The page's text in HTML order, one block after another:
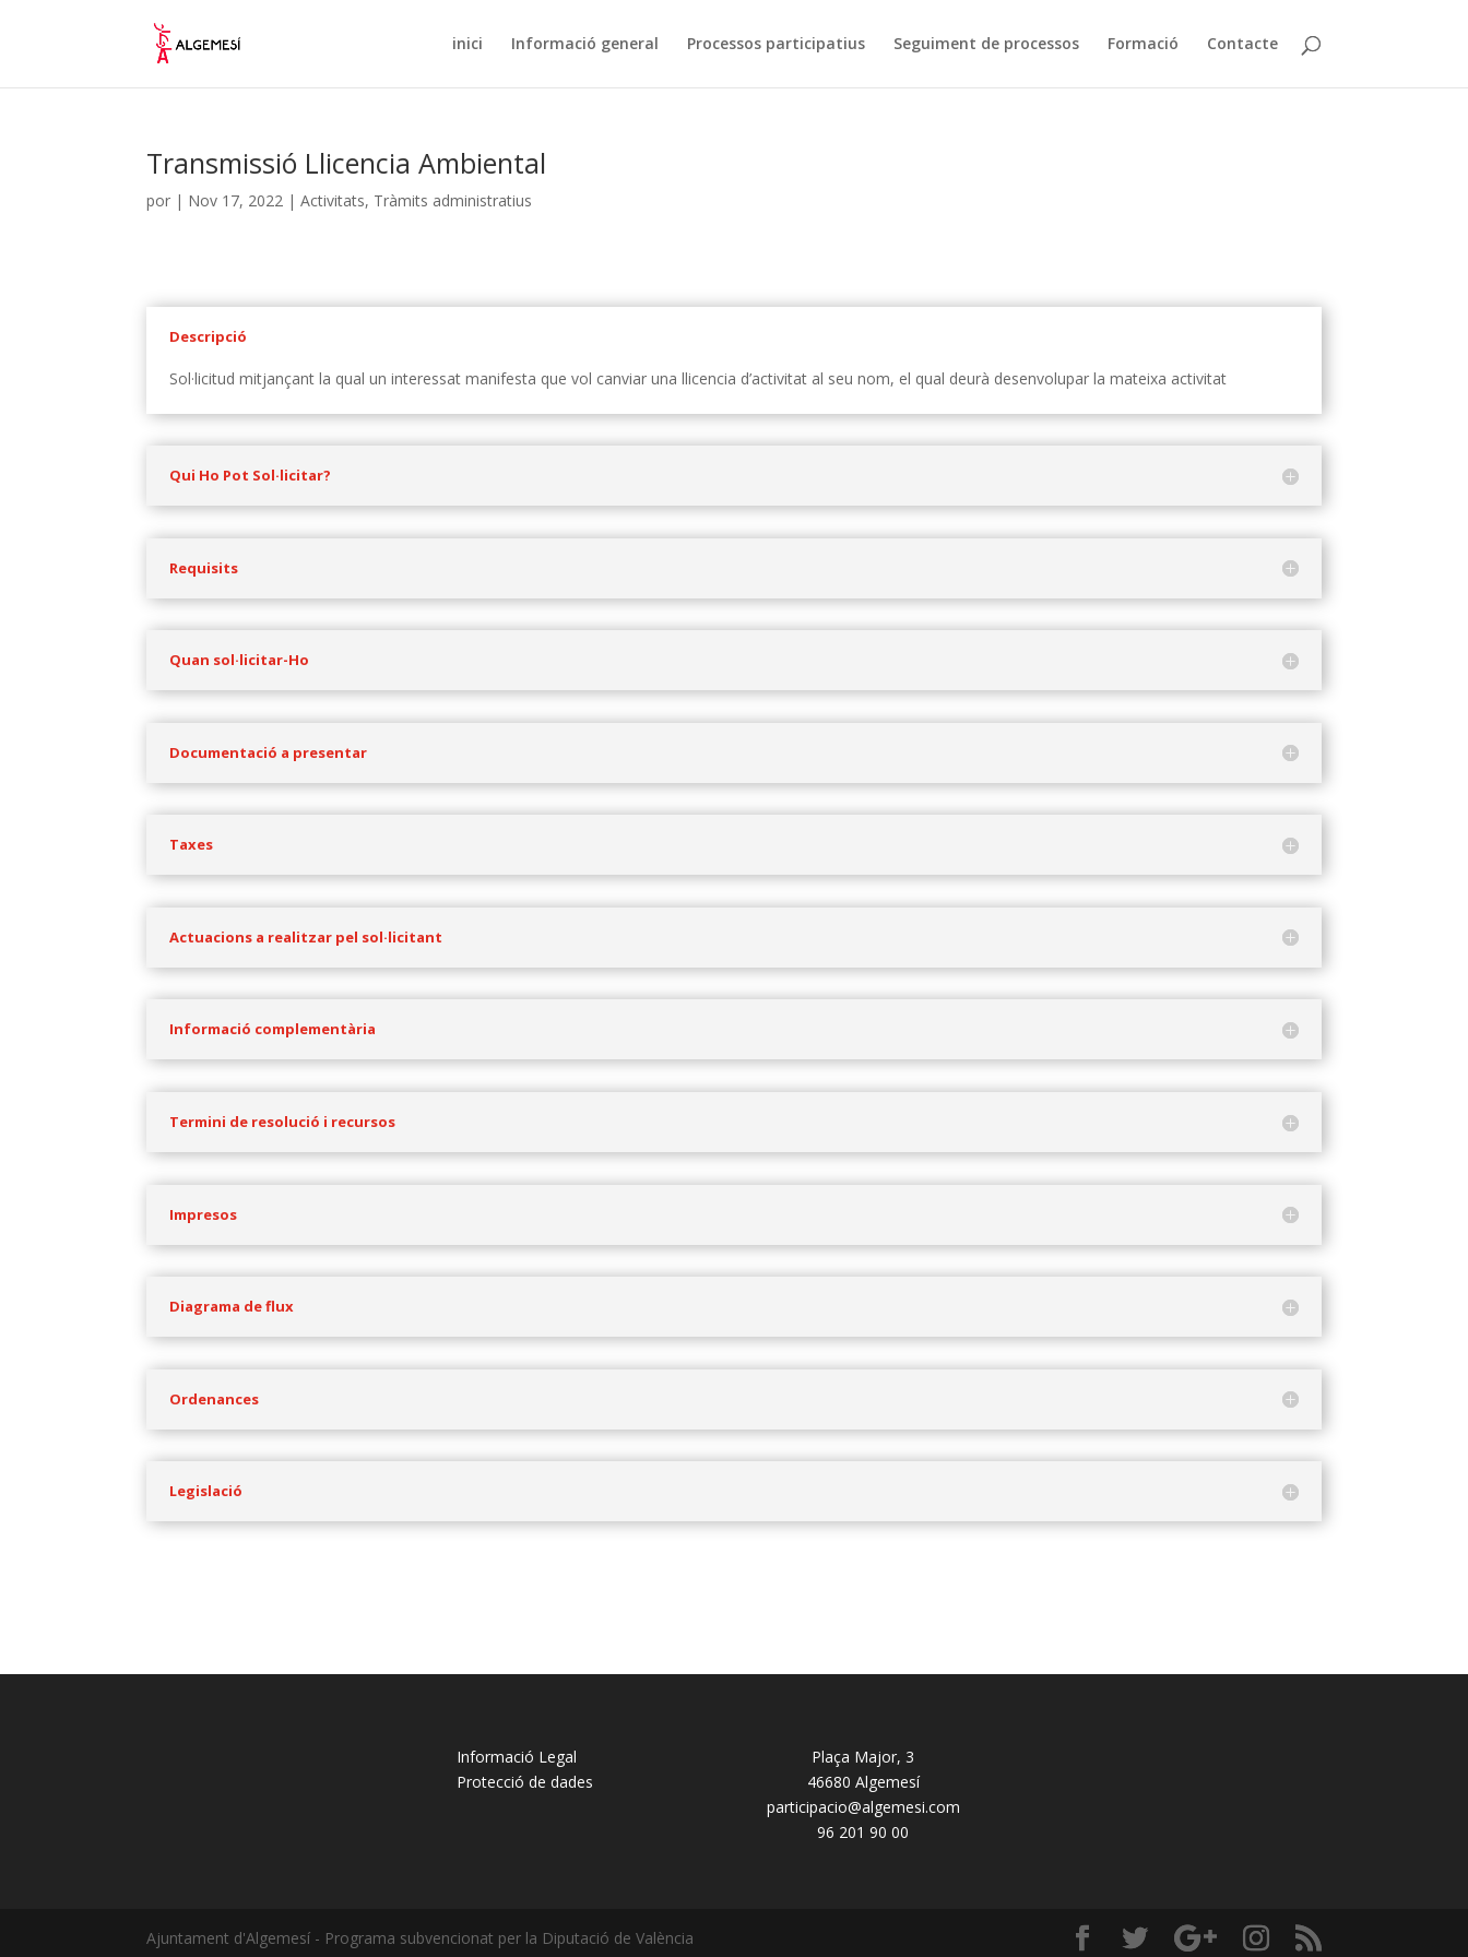
inici Informació general Processos participatius Seguiment de processos Formació Contacte
Transmissió Llicencia Ambiental
por | Nov 17, 2022 |Activitats, Tràmits administratius
Descripció
Sol·licitud mitjançant la qual un interessat manifesta que vol canviar una llicencia d’activitat al seu nom, el qual deurà desenvolupar la mateixa activitat
Qui Ho Pot Sol·licitar?
Requisits
Quan sol·licitar-Ho
Documentació a presentar
Taxes
Actuacions a realitzar pel sol·licitant
Informació complementària
Termini de resolució i recursos
Impresos
Diagrama de flux
Ordenances
Legislació
Informació Legal
Protecció de dades
Plaça Major, 3
46680 Algemesí
participacio@algemesi.com
96 201 90 00
Ajuntament d'Algemesí - Programa subvencionat per la Diputació de València